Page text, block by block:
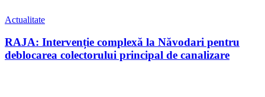
Actualitate
RAJA: Intervenție complexă la Năvodari pentru
deblocarea colectorului principal de canalizare